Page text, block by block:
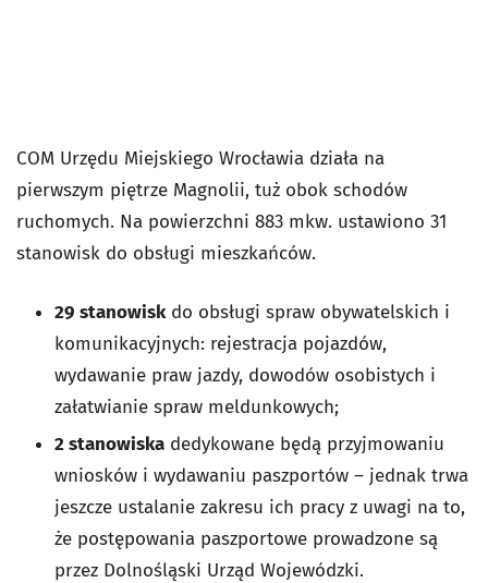
COM Urzędu Miejskiego Wrocławia działa na
pierwszym piętrze Magnolii, tuż obok schodów
ruchomych. Na powierzchni 883 mkw. ustawiono 31
stanowisk do obsługi mieszkańców.
29 stanowiskdo obsługi spraw obywatelskich i
komunikacyjnych: rejestracja pojazdów,
wydawanie praw jazdy, dowodów osobistych i
załatwianie spraw meldunkowych;
2 stanowiska dedykowane będą przyjmowaniu
wniosków i wydawaniu paszportów – jednak trwa
jeszcze ustalanie zakresu ich pracy z uwagi na to,
że postępowania paszportowe prowadzone są
przez Dolnośląski Urząd Wojewódzki.